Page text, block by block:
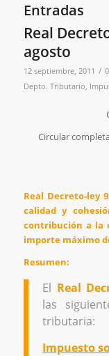
Entradas
Real
agosto
12 septiembre, 2011 /
Depto. Tributario,
Circular
Real Decreto-ley
calidad y
contribución a la
importe máximo
Resumen:
El Real
las
tributaria:
Impuesto